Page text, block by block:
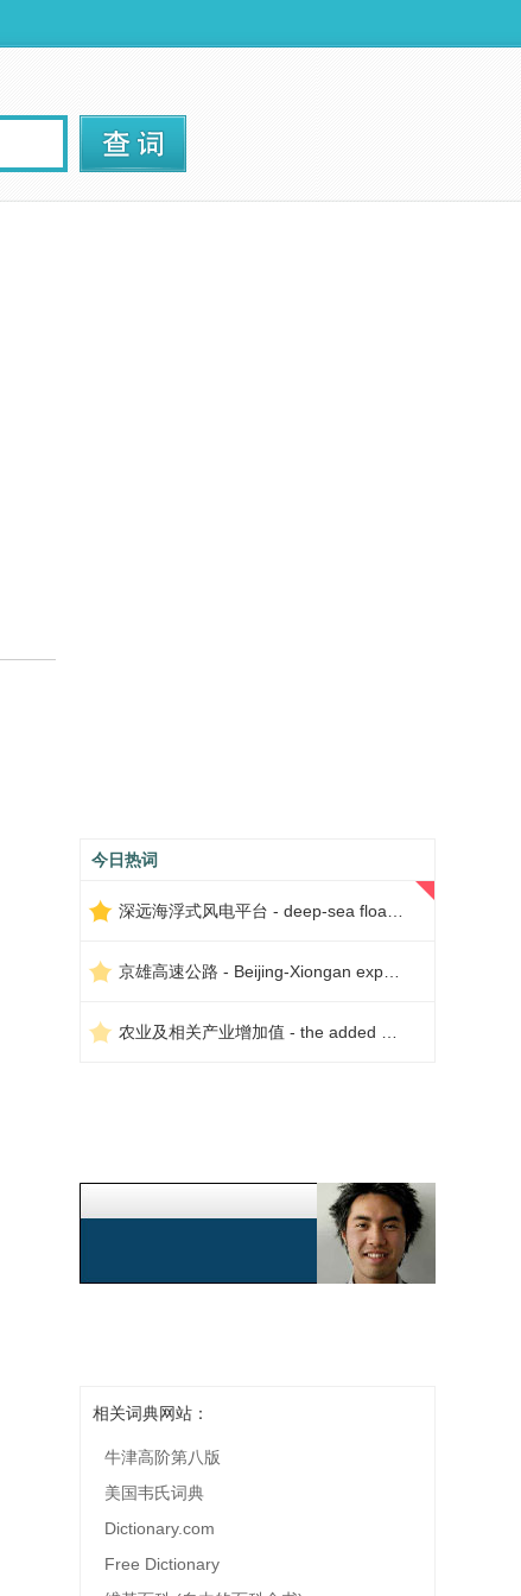
今日热词
相关词典网站：
牛津高阶第八版
美国韦氏词典
Dictionary.com
Free Dictionary